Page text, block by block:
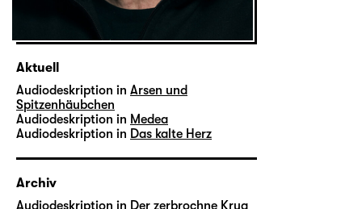
Aktuell
Audiodeskription in Arsen und
Spitzenhäubchen
Audiodeskription in Medea
Audiodeskription in Das kalte Herz
Archiv
Audiodeskription in Der zerbrochne Krug